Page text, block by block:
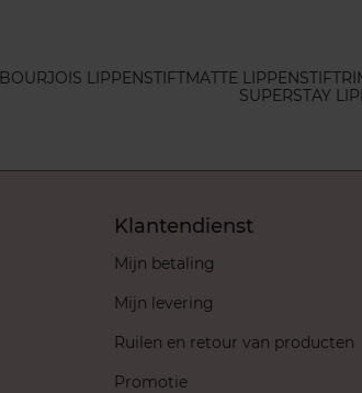
BOURJOIS LIPPENSTIFTMATTE LIPPENSTIFT
SUPERSTAY
Klantendienst
Mijn betaling
Mijn levering
Ruilen en retour van producten
Promotie